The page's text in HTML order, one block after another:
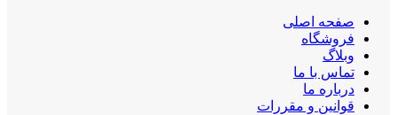
صفحه اصلی
فروشگاه
وبلاگ
تماس با ما
درباره ما
قوانین و مقررات